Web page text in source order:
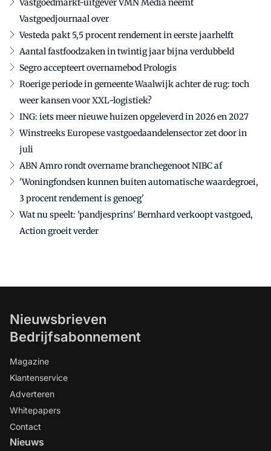
Vastgoedmarkt-uitgever VMN Media neemt
Vastgoedjournaal over
Vesteda pakt 5,5 procent rendement in eerste jaarhelft
Aantal fastfoodzaken in twintig jaar bijna verdubbeld
Segro accepteert overnamebod Prologis
Roerige periode in gemeente Waalwijk achter de rug: toch
weer kansen voor XXL-logistiek?
ING: iets meer nieuwe huizen opgeleverd in 2026 en 2027
Winstreeks Europese vastgoedaandelensector zet door in
juli
ABN Amro rondt overname branchegenoot NIBC af
'Woningfondsen kunnen buiten automatische waardegroei,
3 procent rendement is genoeg'
Wat nu speelt: 'pandjesprins' Bernhard verkoopt vastgoed,
Action groeit verder
Nieuwsbrieven
Bedrijfsabonnement
Magazine
Klantenservice
Adverteren
Whitepapers
Contact
Nieuws